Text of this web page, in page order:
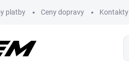
platby Ceny dopravy Kontakty